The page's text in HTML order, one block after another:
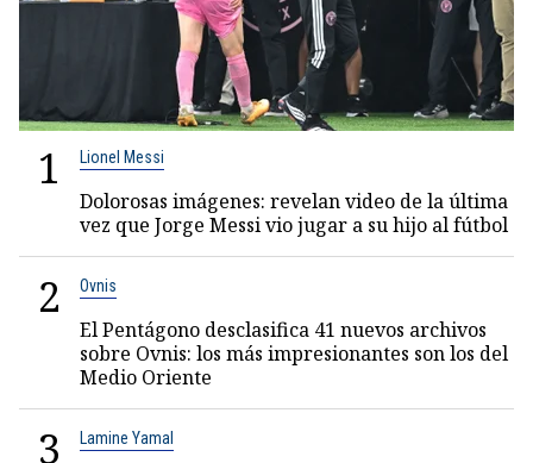
1 Lionel Messi
Dolorosas imágenes: revelan video de la última
vez que Jorge Messi vio jugar a su hijo al fútbol
2 Ovnis
El Pentágono desclasifica 41 nuevos archivos
sobre Ovnis: los más impresionantes son los del
Medio Oriente
3 Lamine Yamal